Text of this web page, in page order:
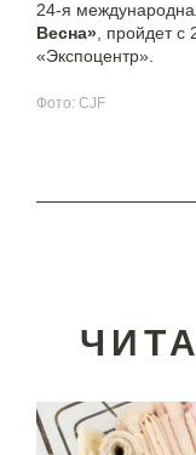
24-я
Весна» , пройдет
«Экспоцентр».
Фото: CJF